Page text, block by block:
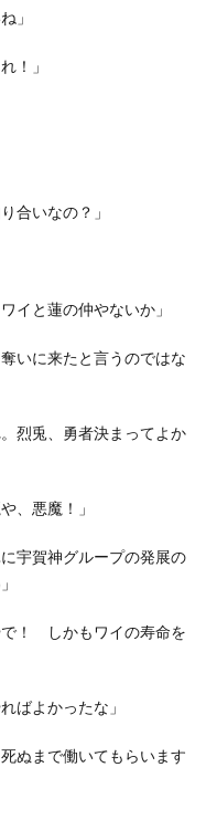
」
！」
合いなの？」
イと蓮の仲やないか」
いに来たと言うのではな
烈兎、勇者決まってよか
、悪魔！」
宇賀神グループの発展の
で！ しかもワイの寿命を
ばよかったな」
ぬまで働いてもらいます